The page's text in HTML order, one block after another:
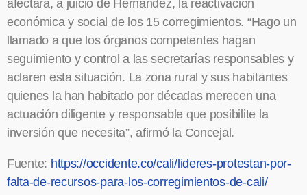
afectará, a juicio de Hernández, la reactivación
económica y social de los 15 corregimientos. “Hago un
llamado a que los órganos competentes hagan
seguimiento y control a las secretarías responsables y
aclaren esta situación. La zona rural y sus habitantes
quienes la han habitado por décadas merecen una
actuación diligente y responsable que posibilite la
inversión que necesita”, afirmó la Concejal.
Fuente: https://occidente.co/cali/lideres-protestan-por-
falta-de-recursos-para-los-corregimientos-de-cali/